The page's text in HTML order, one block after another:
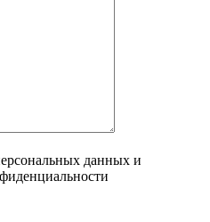
данных и